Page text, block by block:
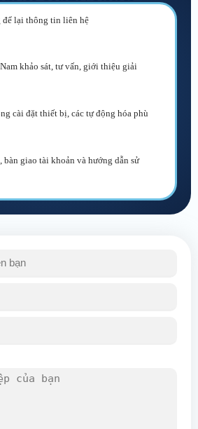
để lại thông tin liên hệ
khảo sát, tư vấn, giới thiệu giải
cài đặt thiết bị, các tự động hóa phù
bàn giao tài khoản và hướng dẫn sử